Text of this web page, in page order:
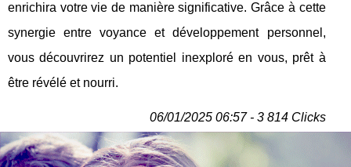
enrichira votre vie de manière significative. Grâce à cette
synergie entre voyance et développement personnel,
vous découvrirez un potentiel inexploré en vous, prêt à
être révélé et nourri.
06/01/2025 06:57 - 3 814 Clicks